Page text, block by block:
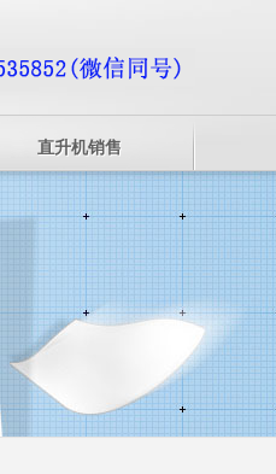
直升机销售